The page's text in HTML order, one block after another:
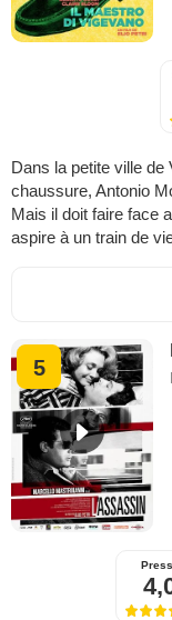
Dans la petite ville de
chaussure, Antonio
Mais il doit faire face
aspire à un train de
5